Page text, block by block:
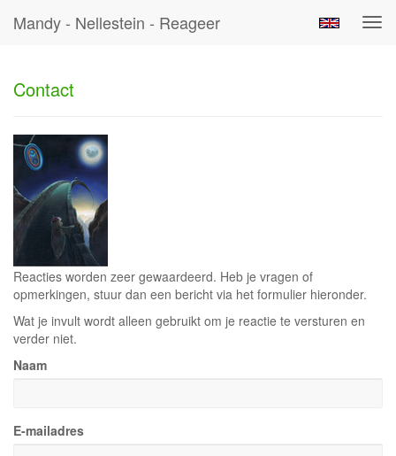
Mandy - Nellestein - Reageer
Contact
Reacties worden zeer gewaardeerd. Heb je vragen of
opmerkingen, stuur dan een bericht via het formulier hieronder.
Wat je invult wordt alleen gebruikt om je reactie te versturen en
verder niet.
Naam
E-mailadres